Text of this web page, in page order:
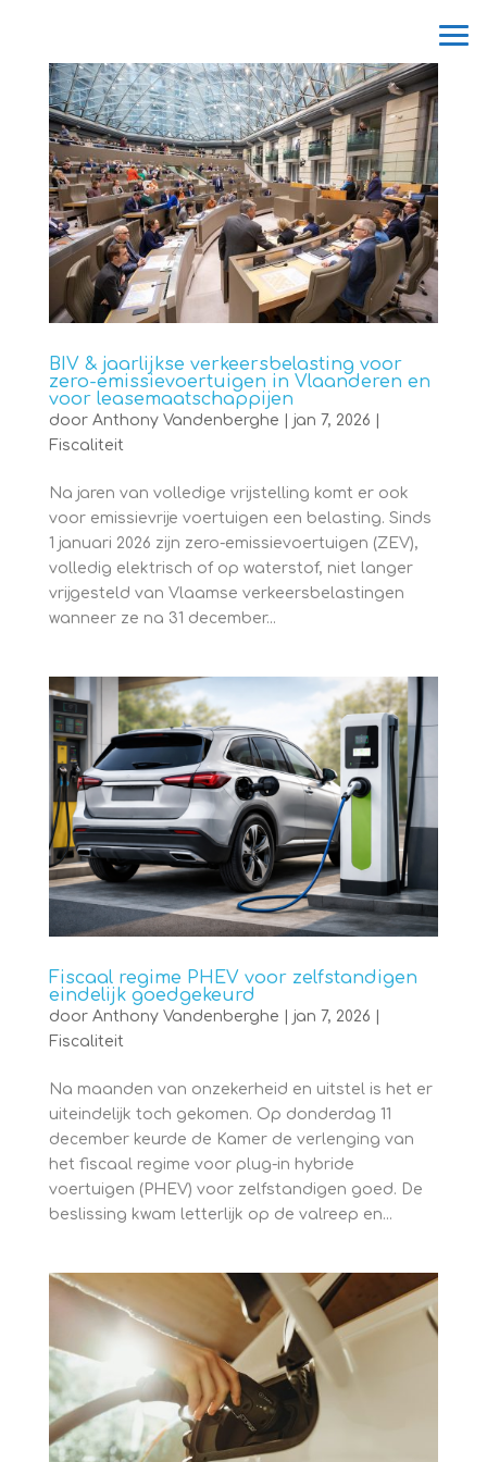
BIV & jaarlijkse verkeersbelasting voor
zero-emissievoertuigen in Vlaanderen en
voor leasemaatschappijen
door Anthony Vandenberghe jan 7, 2026
Fiscaliteit
Na jaren van volledige vrijstelling komt er ook
voor emissievrije voertuigen een belasting. Sinds
1 januari 2026 zijn zero-emissievoertuigen (ZEV),
volledig elektrisch of op waterstof, niet langer
vrijgesteld van Vlaamse verkeersbelastingen
wanneer ze na 31 december...
Fiscaal regime PHEV voor zelfstandigen
eindelijk goedgekeurd
door Anthony Vandenberghe jan 7, 2026
Fiscaliteit
Na maanden van onzekerheid en uitstel is het er
uiteindelijk toch gekomen. Op donderdag 11
december keurde de Kamer de verlenging van
het fiscaal regime voor plug-in hybride
voertuigen (PHEV) voor zelfstandigen goed. De
beslissing kwam letterlijk op de valreep en...